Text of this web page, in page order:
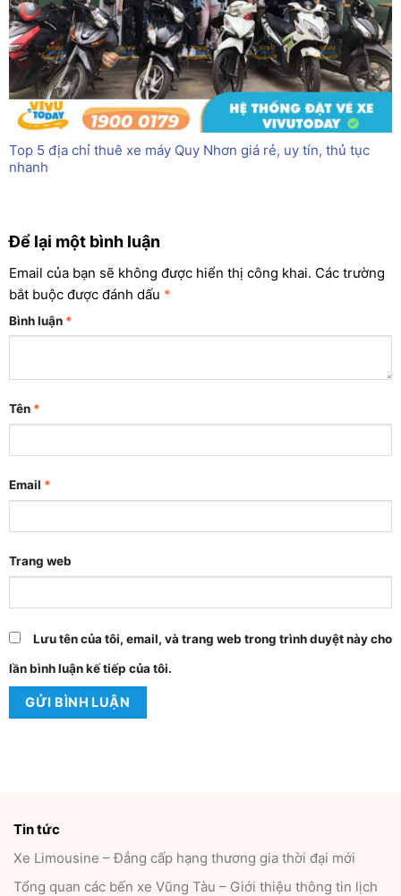
Top 5 địa chỉ thuê xe máy Quy Nhơn giá rẻ, uy tín, thủ tục
nhanh
Để lại một bình luận
Email của bạn sẽ không được hiển thị công khai. Các trường
bắt buộc được đánh dấu *
Bình luận *
Tên *
Email *
Trang web
Lưu tên của tôi, email, và trang web trong trình duyệt này cho
lần bình luận kế tiếp của tôi.
Tin tức
Xe Limousine – Đẳng cấp hạng thương gia thời đại mới
Tổng quan các bến xe Vũng Tàu – Giới thiệu thông tin lịch